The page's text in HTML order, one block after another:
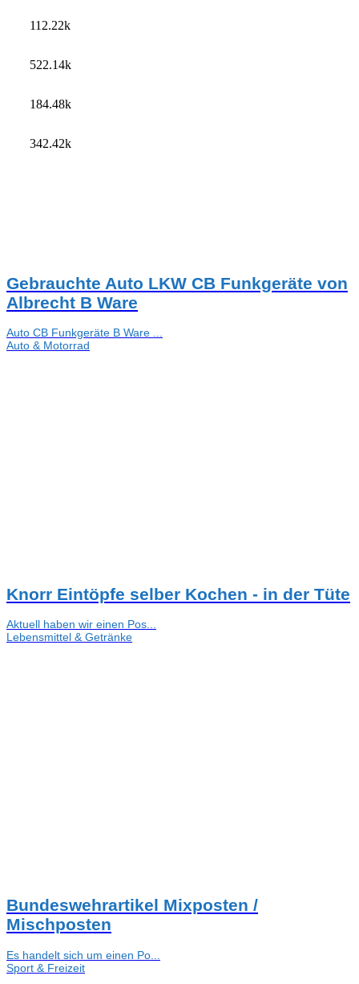
Gebrauchte Auto LKW CB Funkgeräte von
Albrecht B Ware
Auto CB Funkgeräte B Ware ...
Auto & Motorrad
Knorr Eintöpfe selber Kochen - in der Tüte
Aktuell haben wir einen Pos...
Lebensmittel & Getränke
Bundeswehrartikel Mixposten /
Mischposten
Es handelt sich um einen Po...
Sport & Freizeit
112.22k
522.14k
184.48k
342.42k